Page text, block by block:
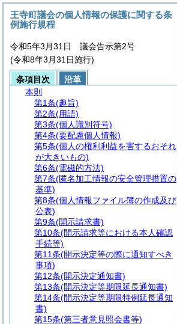
王寺町議会の個人情報の保護に関する条
例施行規程
令和5年3月31日 議会告示第2号
(令和8年3月31日施行)
条項目次
沿革
本則
第1条(趣旨)
第2条(用語)
第3条(個人識別符号)
第4条(要配慮個人情報)
第5条(個人の権利利益を害するおそれ
が大きいもの)
第6条(電磁的方法)
第7条(匿名加工情報の安全管理措置の
基準)
第8条(個人情報ファイル簿の作成及び
公表)
第9条(開示請求書)
第10条(開示請求等における本人確認
手続等)
第11条(開示決定等の際に通知すべき
事項)
第12条(開示決定通知書)
第13条(開示決定等期限延長通知書)
第14条(開示決定等期限特例延長通知
書)
第15条(第三者意見照会書等)